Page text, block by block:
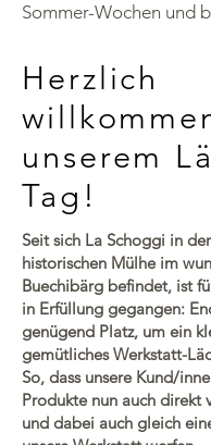
Sommer-Wochen und
Herzlich
unserem
Tag!
Seit sich La Schoggi in
historischen Mülhe im
Buechibärg befindet, ist
in Erfüllung gegangen:
genügend Platz, um ein
gemütliches Werkstatt-
So, dass unsere Kund/
Produkte nun auch direkt
und dabei auch gleich